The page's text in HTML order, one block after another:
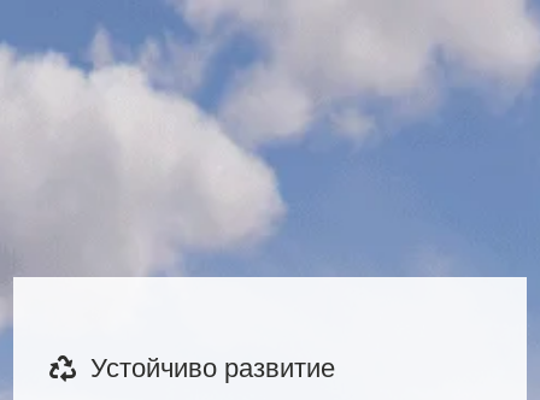
 Устойчиво развитие